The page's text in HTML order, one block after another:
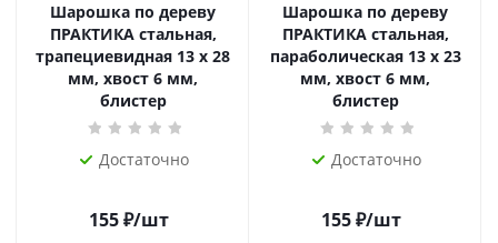
Шарошка по дереву
ПРАКТИКА стальная,
трапециевидная 13 х 28
мм, хвост 6 мм,
блистер
Достаточно
155₽/шт
Шарошка по дереву
ПРАКТИКА стальная,
параболическая 13 х 23
мм, хвост 6 мм,
блистер
Достаточно
155₽/шт